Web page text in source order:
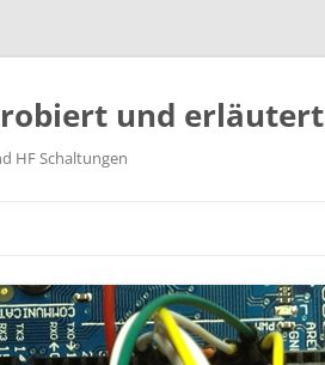
und erläutert
HF Schaltungen